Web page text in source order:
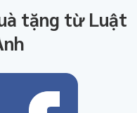
tặng từ Luật